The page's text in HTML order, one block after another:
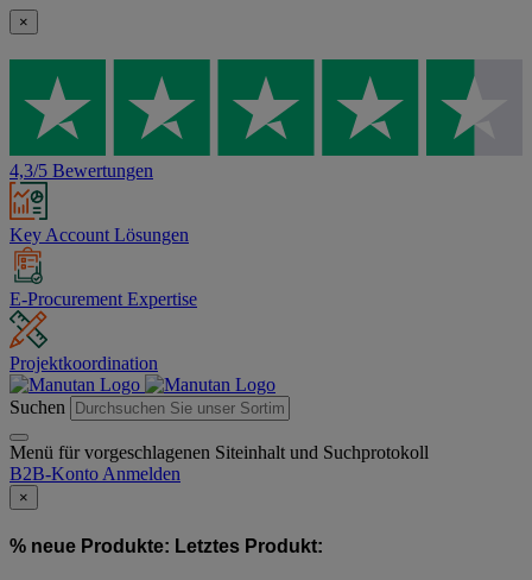
×
4,3/5 Bewertungen
Key Account Lösungen
E-Procurement Expertise
Projektkoordination
Suchen
Menü für vorgeschlagenen Siteinhalt und Suchprotokoll
B2B-Konto Anmelden
×
% neue Produkte: Letztes Produkt: